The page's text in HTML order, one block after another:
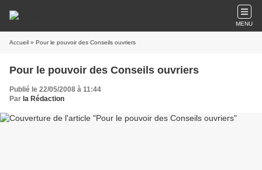
MENU
Accueil » Pour le pouvoir des Conseils ouvriers
Pour le pouvoir des Conseils ouvriers
Publié le 22/05/2008 à 11:44
Par la Rédaction